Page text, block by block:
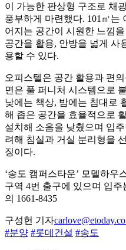
이 가능한 판상형 구조로 채
풍부하게 마련했다. 101㎡는
어지는 공간이 시원한 느낌
공간을 활용, 안방을 넓게 사
용할 수 있다.
오피스텔은 공간 활용과 편
면은 풀 퍼니처 시스템으로
낮에는 책상, 밤에는 침대로
해 좁은 공간을 효율적으로
설치해 소음을 낮췄으며 입
려해 침실과 거실 분리형을
징이다.
‘송도 캠퍼스타운’ 모델하우
구역 4번 출구에 있으며 입주
의 1661-8435
구성헌 기자
#분양 #롯데건설 #송도